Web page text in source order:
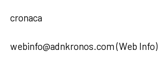
cronaca
webinfo@adnkronos.com (Web Info)